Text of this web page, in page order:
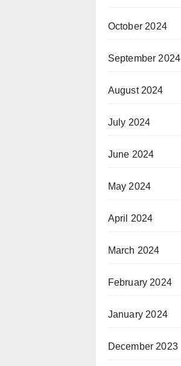
October 2024
September 2024
August 2024
July 2024
June 2024
May 2024
April 2024
March 2024
February 2024
January 2024
December 2023